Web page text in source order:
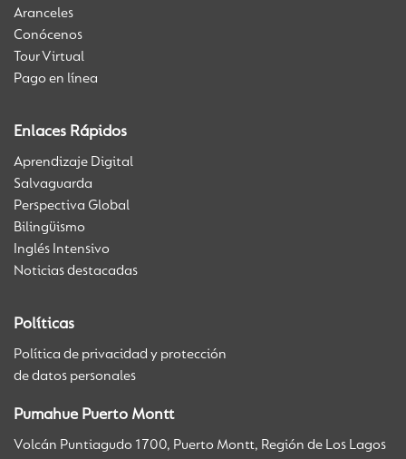
Aranceles
Conócenos
Tour Virtual
Pago en línea
Enlaces Rápidos
Aprendizaje Digital
Salvaguarda
Perspectiva Global
Bilingüismo
Inglés Intensivo
Noticias destacadas
Políticas
Política de privacidad y protección
de datos personales
Pumahue Puerto Montt
Volcán Puntiagudo 1700, Puerto Montt, Región de Los Lagos